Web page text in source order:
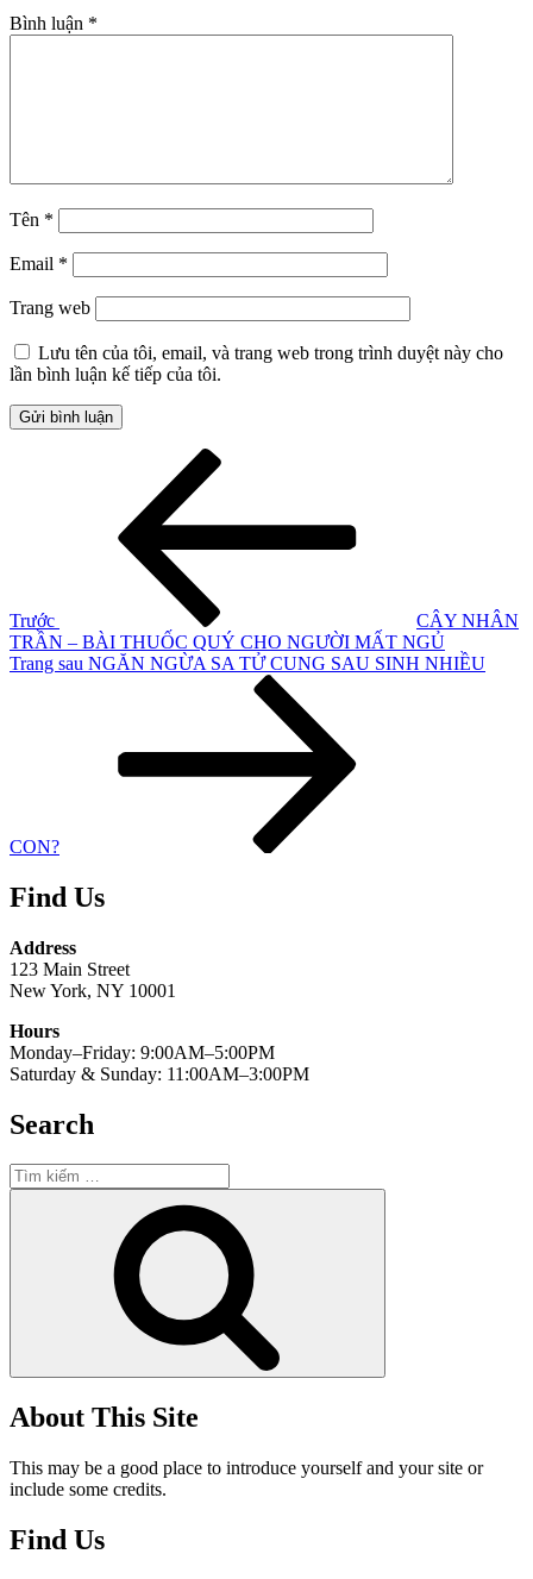
Bình luận *
Tên *
Email *
Trang web
Lưu tên của tôi, email, và trang web trong trình duyệt này cho
lần bình luận kế tiếp của tôi.
Trước
CÂY NHÂN
TRẦN – BÀI THUỐC QUÝ CHO NGƯỜI MẤT NGỦ
Bài
Trang sau NGĂN NGỪA SA TỬ CUNG SAU SINH NHIỀU
CON?
Find Us
Address
123 Main Street
New York, NY 10001
Hours
Monday–Friday: 9:00AM–5:00PM
Saturday & Sunday: 11:00AM–3:00PM
Search
Tìm
kiếm:
About This Site
This may be a good place to introduce yourself and your site or
include some credits.
Find Us